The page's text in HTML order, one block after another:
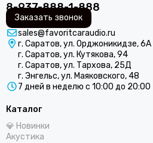
8-937-888-1-888
Заказать звонок
sales@favoritcaraudio.ru
г. Саратов, ул. Орджоникидзе, 6А
г. Саратов, ул. Кутякова, 94
г. Саратов, ул. Тархова, 25Д
г. Энгельс, ул. Маяковского, 48
7 дней в неделю с 10:00 до 20:00
Каталог
💎 Новинки
Акустика